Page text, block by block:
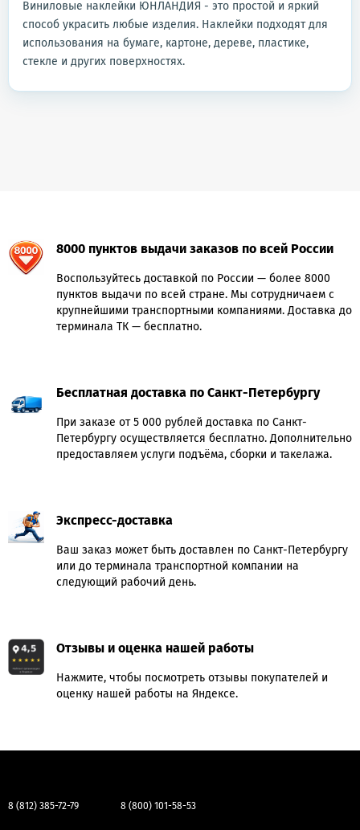
Виниловые наклейки ЮНЛАНДИЯ - это простой и яркий
способ украсить любые изделия. Наклейки подходят для
использования на бумаге, картоне, дереве, пластике,
стекле и других поверхностях.
8000 пунктов выдачи заказов по всей России
Воспользуйтесь доставкой по России — более 8000
пунктов выдачи по всей стране. Мы сотрудничаем с
крупнейшими транспортными компаниями. Доставка до
терминала ТК — бесплатно.
Бесплатная доставка по Санкт-Петербургу
При заказе от 5 000 рублей доставка по Санкт-
Петербургу осуществляется бесплатно. Дополнительно
предоставляем услуги подъёма, сборки и такелажа.
Экспресс-доставка
Ваш заказ может быть доставлен по Санкт-Петербургу
или до терминала транспортной компании на
следующий рабочий день.
Отзывы и оценка нашей работы
Нажмите, чтобы посмотреть отзывы покупателей и
оценку нашей работы на Яндексе.
8 (812) 385-72-79 8 (800) 101-58-53